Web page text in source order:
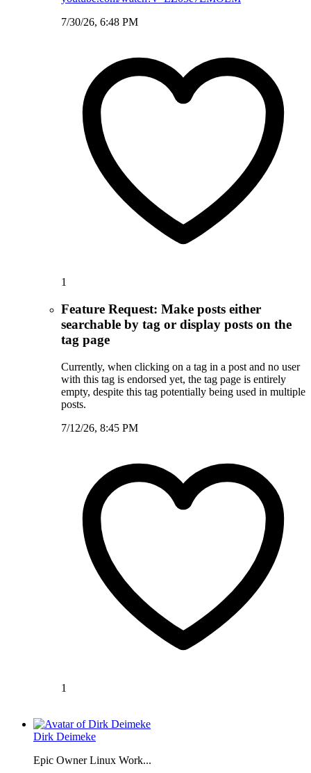
7/30/26, 6:48 PM
1
Feature Request: Make posts either
searchable by tag or display posts on the
tag page
Currently, when clicking on a tag in a post and no user
with this tag is endorsed yet, the tag page is entirely
empty, despite this tag potentially being used in multiple
posts.
7/12/26, 8:45 PM
1
Dirk Deimeke
Epic Owner Linux Work...